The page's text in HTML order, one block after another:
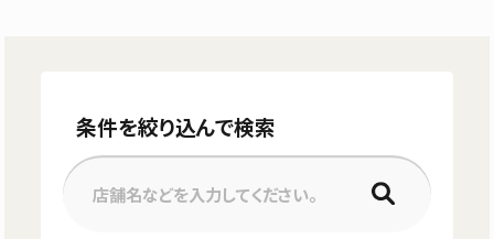
条件を絞り込んで検索
店舗名などを入力してください。